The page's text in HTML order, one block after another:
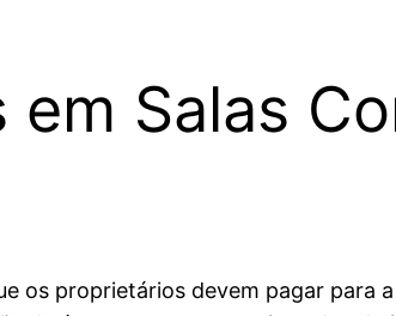
Salas
os proprietários devem pagar para